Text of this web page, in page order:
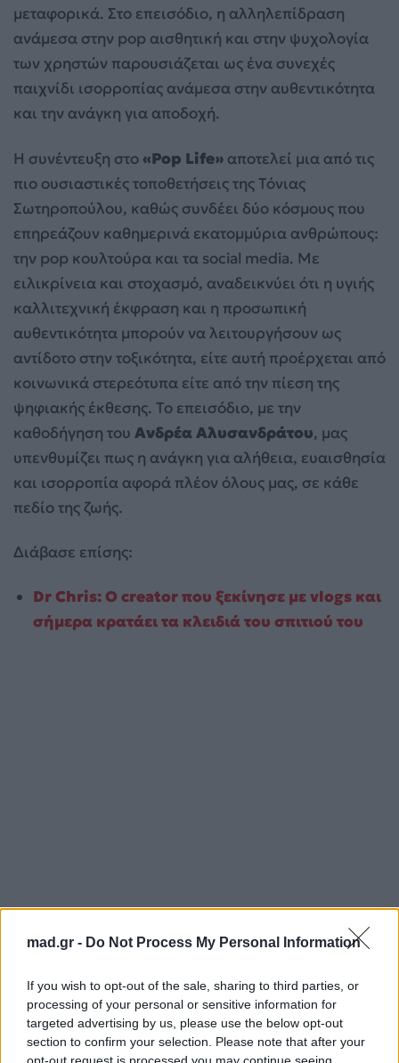
mad.gr - Do Not Process My Personal Information
If you wish to opt-out of the sale, sharing to third parties, or
processing of your personal or sensitive information for
targeted advertising by us, please use the below opt-out
section to confirm your selection. Please note that after your
μεταφορικά. Στο επεισόδιο, η αλληλεπίδραση
ανάμεσα στην pop αισθητική και στην ψυχολογία
των χρηστών παρουσιάζεται ως ένα συνεχές
παιχνίδι ισορροπίας ανάμεσα στην αυθεντικότητα
και την ανάγκη για αποδοχή.
Η συνέντευξη στο«Pop Life» αποτελεί μια από τις
πιο ουσιαστικές τοποθετήσεις της Τόνιας
Σωτηροπούλου, καθώς συνδέει δύο κόσμους που
επηρεάζουν καθημερινά εκατομμύρια ανθρώπους:
την pop κουλτούρα και τα social media. Με
ειλικρίνεια και στοχασμό, αναδεικνύει ότι η υγιής
καλλιτεχνική έκφραση και η προσωπική
αυθεντικότητα μπορούν να λειτουργήσουν ως
αντίδοτο στην τοξικότητα, είτε αυτή προέρχεται από
κοινωνικά στερεότυπα είτε από την πίεση της
ψηφιακής έκθεσης. Το επεισόδιο, με την
καθοδήγηση του Ανδρέα Αλυσανδράτου, μας
υπενθυμίζει πως η ανάγκη για αλήθεια, ευαισθησία
και ισορροπία αφορά πλέον όλους μας, σε κάθε
πεδίο της ζωής.
Διάβασε επίσης:
Dr Chris: Ο creator που ξεκίνησε με vlogs και
σήμερα κρατάει τα κλειδιά του σπιτιού του